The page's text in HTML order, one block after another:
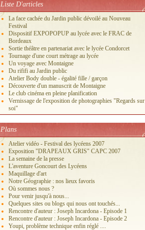
Liste D'articles
La face cachée du Jardin public dévoilé au Nouveau
Festival
Dispositif EXPOPOPUP au lycée avec le FRAC de
Bordeaux
Sortie théâtre en partenariat avec le lycée Condorcet
Tournage d'une court métrage au lycée
Un voyage avec Montaigne
Du rififi au Jardin public
Atelier Body double - égalité fille / garçon
Découverte d'un manuscrit de Montaigne
Le club cinéma en pleine planification
Vernissage de l'exposition de photographies "Regards sur
soi"
Plans
Atelier vidéo - Festival des lycéens 2007
Exposition "DRAPEAUX GRIS" CAPC 2007
La semaine de la presse
L'aventure Goncourt des Lycéens
Maquillage d'art
Notre Géographie : nos lieux favoris
Où sommes nous ?
Pour venir jusqu'à nous...
Quelques sites ou blogs qui nous ont touchés...
Rencontre d'auteur : Joseph Incardona - Episode 1
Rencontre d'auteur : Joseph Incardona - Episode 2
Youpi, problème technique enfin réglé ....